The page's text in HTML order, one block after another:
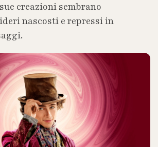
creazioni sembrano
nascosti e repressi in